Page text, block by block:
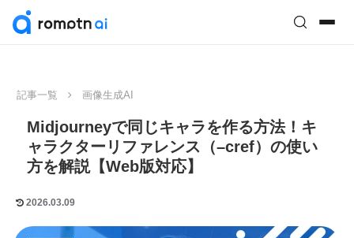
記事一覧 画像生成AI
Midjourneyで同じキャラを作る方法！キ
ャラクターリファレンス（–cref）の使い
方を解説【Web版対応】
2026.03.09